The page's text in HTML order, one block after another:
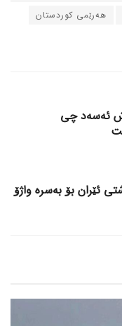
هه‌رێمی کوردستان
ئه‌سه‌د چی
ئێران بۆ به‌سره‌ واژۆ